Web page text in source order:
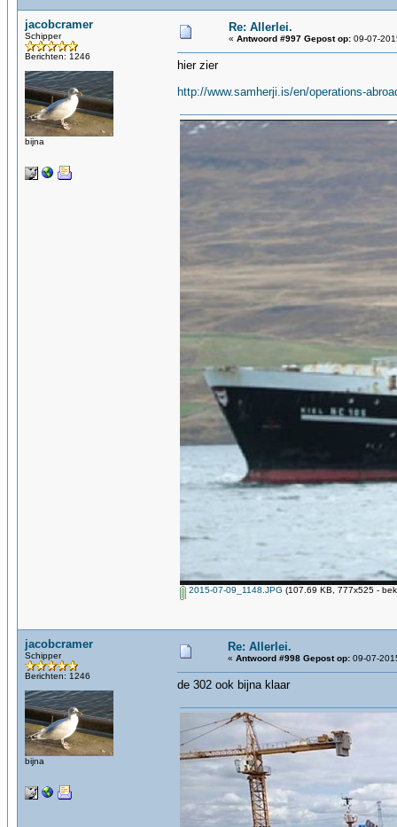
jacobcramer
Schipper
Berichten: 1246
bijna
Re: Allerlei.
« Antwoord #997 Gepost op: 09-07-
hier zier
http://www.samherji.is/en/operations-
2015-07-09_1148.JPG (107.69 KB, 777x525 -
jacobcramer
Schipper
Berichten: 1246
bijna
Re: Allerlei.
« Antwoord #998 Gepost op: 09-07-
de 302 ook bijna klaar